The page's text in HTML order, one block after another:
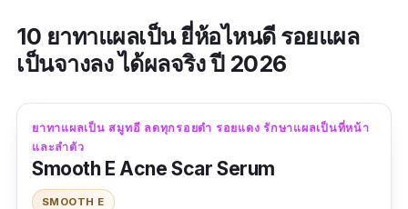
10 ยาทาแผลเป็น ยี่ห้อไหนดี รอยแผล
เป็นจางลง ได้ผลจริง ปี 2026
ยาทาแผลเป็น สมูทอี ลดทุกรอยดำ รอยแดง รักษาแผลเป็นที่หน้า
และลำตัว
Smooth E Acne Scar Serum
SMOOTH E